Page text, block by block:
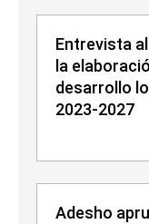
Entrevista
la
desarrollo
2023-2027
Adesho